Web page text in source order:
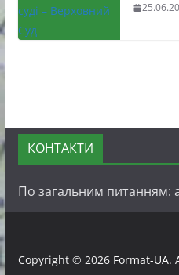
КОНТАКТИ
По загальним питанням:
Copyright © 2026 Format-UA.